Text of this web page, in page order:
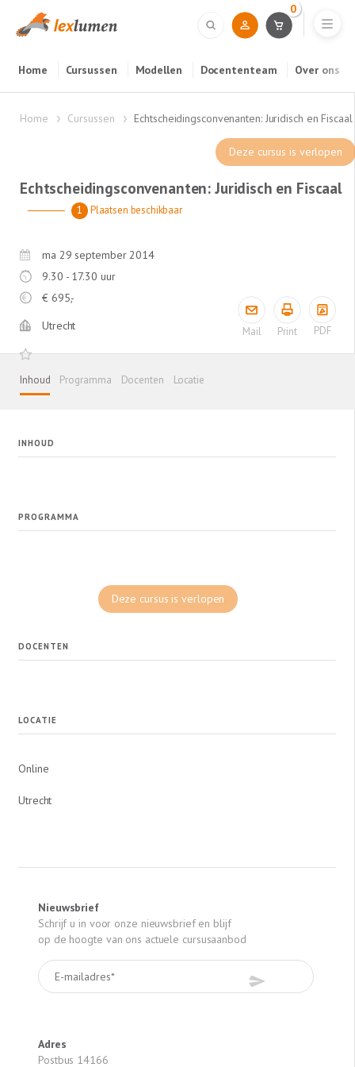
Home Cursussen Modellen Docententeam Over ons
0
Home Cursussen Echtscheidingsconvenanten: Juridisch en Fiscaal
Deze cursus is verlopen
Echtscheidingsconvenanten: Juridisch en Fiscaal
1 Plaatsen beschikbaar
ma 29 september 2014
9.30 - 17.30 uur
€ 695,-
Utrecht
Inhoud Programma Docenten Locatie
Mail Print PDF
INHOUD
PROGRAMMA
Deze cursus is verlopen
DOCENTEN
LOCATIE
Online
Utrecht
Nieuwsbrief
Schrijf u in voor onze nieuwsbrief en blijf
op de hoogte van ons actuele cursusaanbod
Adres
Postbus 14166